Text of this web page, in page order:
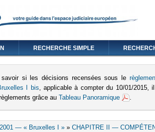
RECHERCHE SIMPLE
si les décisions recensées sous le
I bis, applicable à compter du 10/01/2015,
grâce au Tableau Panoramique .
— « Bruxelles I » » CHAPITRE II —